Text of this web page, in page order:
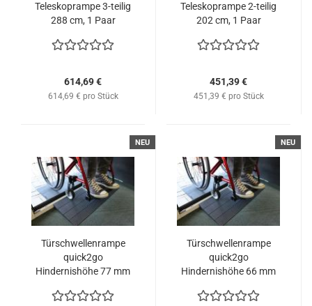
Teleskoprampe 3-teilig
288 cm, 1 Paar
614,69 €
614,69 € pro Stück
Teleskoprampe 2-teilig
202 cm, 1 Paar
451,39 €
451,39 € pro Stück
NEU
Türschwellenrampe
quick2go
Hindernishöhe 77 mm
NEU
Türschwellenrampe
quick2go
Hindernishöhe 66 mm